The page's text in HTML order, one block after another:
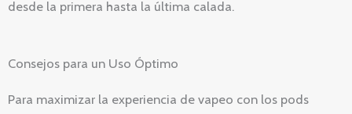
desde la primera hasta la última calada.
Consejos para un Uso Óptimo
Para maximizar la experiencia de vapeo con los pods